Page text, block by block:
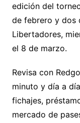
edición del
de febrero y dos
Libertadores,
el 8 de marzo.
Revisa con
minuto y día a
fichajes,
mercado de